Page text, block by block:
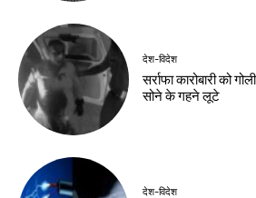
का सुभाषितम्
Birsa Bhumi Live
August 6, 2026